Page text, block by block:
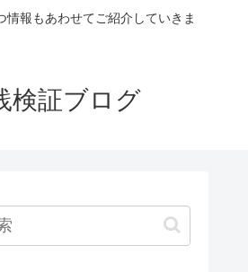
報もあわせてご紹介していきま
検証ブログ